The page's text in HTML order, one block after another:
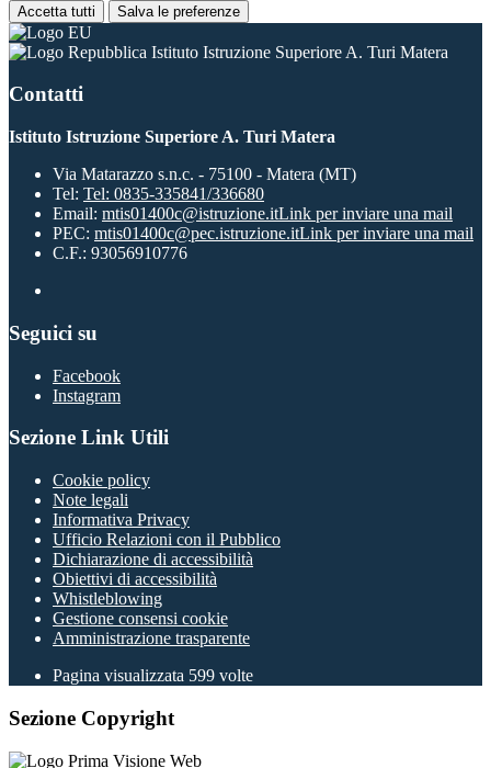
Accetta tutti Salva le preferenze
Istituto Istruzione Superiore A. Turi Matera
Contatti
Istituto Istruzione Superiore A. Turi Matera
Via Matarazzo s.n.c. - 75100 - Matera (MT)
Tel: Tel: 0835-335841/336680
Email: mtis01400c@istruzione.itLink per inviare una mail
PEC: mtis01400c@pec.istruzione.itLink per inviare una mail
C.F.: 93056910776
Seguici su
Facebook
Instagram
Sezione Link Utili
Cookie policy
Note legali
Informativa Privacy
Ufficio Relazioni con il Pubblico
Dichiarazione di accessibilità
Obiettivi di accessibilità
Whistleblowing
Gestione consensi cookie
Amministrazione trasparente
Pagina visualizzata 599 volte
Sezione Copyright